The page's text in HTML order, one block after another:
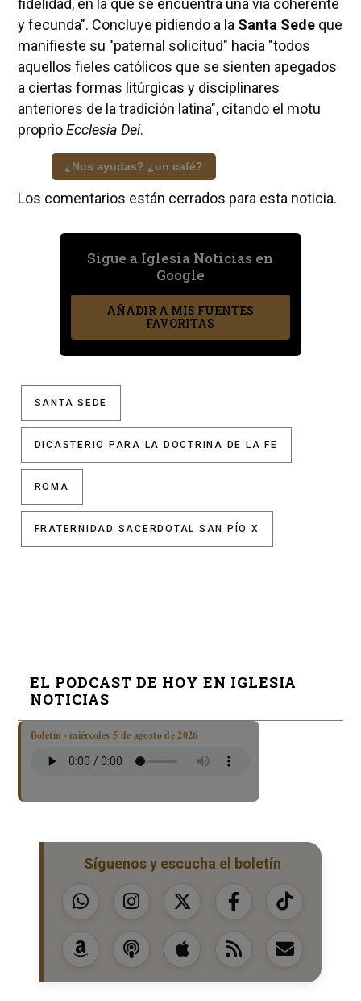
y fecunda". Concluye pidiendo a la Santa Sedeque
manifieste su "paternal solicitud" hacia "todos
aquellos fieles católicos que se sienten apegados
a ciertas formas litúrgicas y disciplinares
anteriores de la tradición latina", citando el motu
proprioEcclesia Dei.
¿Nos ayudas? ¿un café?
Los comentarios están cerrados para esta noticia.
Sigue a Iglesia Noticias en
Google
AÑADIR A MIS FUENTES
FAVORITAS
SANTA SEDE
DICASTERIO PARA LA DOCTRINA DE LA FE
ROMA
FRATERNIDAD SACERDOTAL SAN PÍO X
EL PODCAST DE HOY EN IGLESIA
NOTICIAS
Boletín · miércoles 5 de agosto de 2026
Síguenos y escucha el boletín